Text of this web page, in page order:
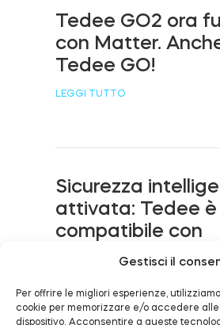
Gestisci il
Per offrire le migliori esperienze,
cookie per memorizzare e/o accedere alle
dispositivo. Acconsentire a queste
Tedee Biometric Module
Modulo relè intelligente
Tedee GO2 ora
con Matter.
Tedee GO!
LEGGI TUTTO
Sicurezza
attivata: Tedee è
compatibile con
Alarm.com